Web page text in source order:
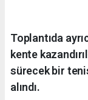
Toplantıda
kente
sürecek bir
alındı.